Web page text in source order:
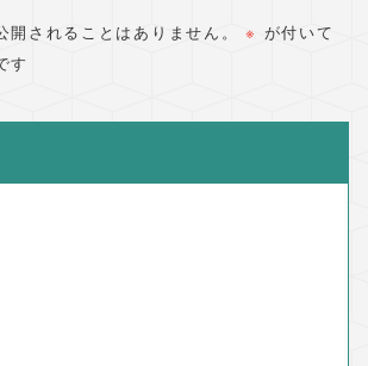
開されることはありません。 ※ が付いて
す